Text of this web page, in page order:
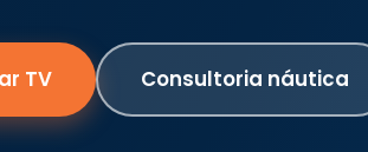
TV Consultoria náutica